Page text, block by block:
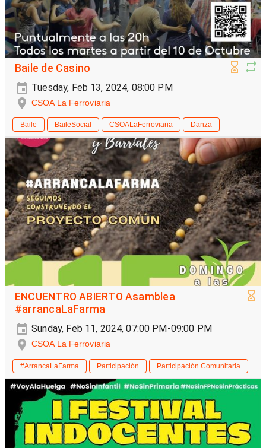
Baile de Casino
Tuesday, Feb 13, 2024, 08:00 PM
CSOA La Ferroviaria
Baile BaileSocial CSOALaFerroviaria Danza
ENCUENTRO ABIERTO Asamblea
#arrancaLaFarma
Sunday, Feb 11, 2024, 07:00 PM-09:00 PM
CSOA La Ferroviaria
#ArrancaLaFarma Participación Participación Comunitaria